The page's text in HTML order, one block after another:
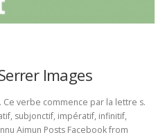
Images
Ce verbe commence par la lettre s.
subjonctif, impératif, infinitif,
Aimun Posts Facebook from